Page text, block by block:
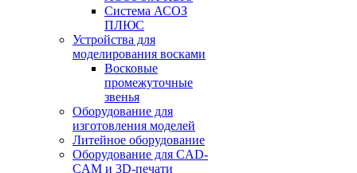
Система АСОЗ
ПЛЮС
Устройства для
моделирования восками
Восковые
промежуточные
звенья
Оборудование для
изготовления моделей
Литейное оборудование
Оборудование для CAD-
CAM и 3D-печати